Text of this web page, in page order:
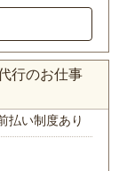
行のお仕事
払い制度あり